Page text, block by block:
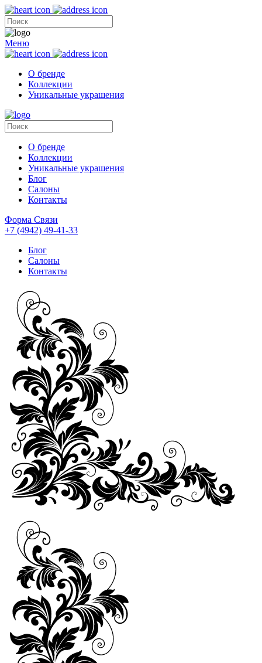
Меню
О бренде
Коллекции
Уникальные украшения
О бренде
Коллекции
Уникальные украшения
Блог
Салоны
Контакты
Форма Связи
+7 (4942) 49-41-33
Блог
Салоны
Контакты